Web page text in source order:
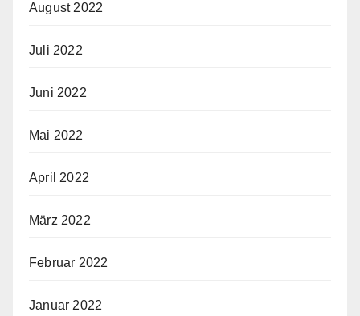
August 2022
Juli 2022
Juni 2022
Mai 2022
April 2022
März 2022
Februar 2022
Januar 2022